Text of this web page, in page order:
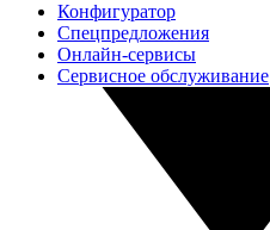
Конфигуратор
Спецпредложения
Онлайн-сервисы
Сервисное обслуживание